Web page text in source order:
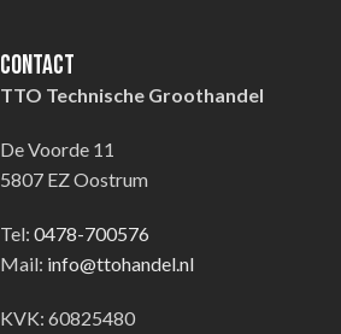
Contact
TTO Technische Groothandel
De Voorde 11
5807 EZ Oostrum
Tel: 0478-700576
Mail: info@ttohandel.nl
KVK: 60825480